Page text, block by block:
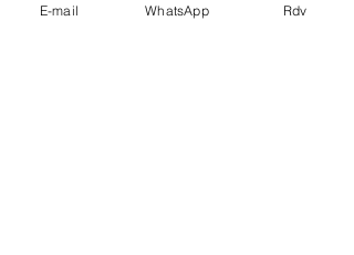
Idée : Une photo de couverture
E-mail WhatsApp Rdv